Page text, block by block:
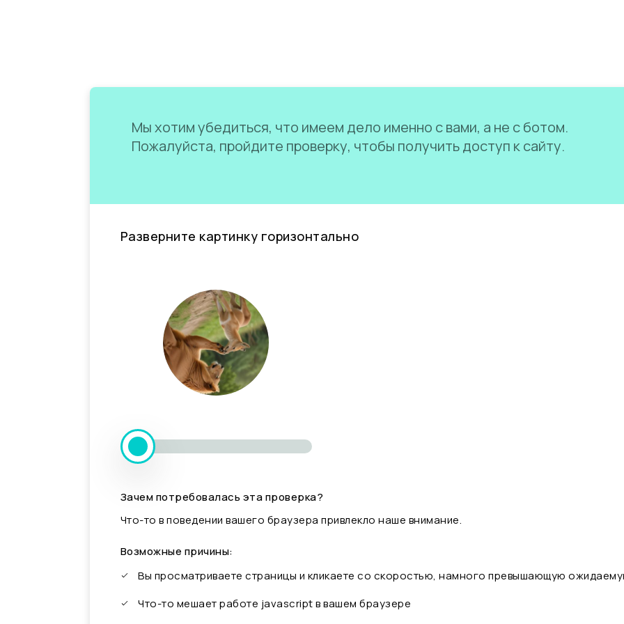
Мы хотим убедиться, что имеем дело именно с вами, а не с ботом.
Пожалуйста, пройдите проверку, чтобы получить доступ к сайту.
Разверните картинку горизонтально
Зачем потребовалась эта проверка?
Что-то в поведении вашего браузера привлекло наше внимание.
Возможные причины:
Вы просматриваете страницы и кликаете со скоростью, намного превышающую
Что-то мешает работе javascript в вашем браузере